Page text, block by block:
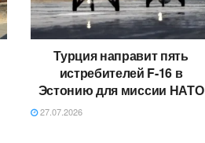
Турция направит пять
истребителей F-16 в
Эстонию для миссии НАТО
27.07.2026